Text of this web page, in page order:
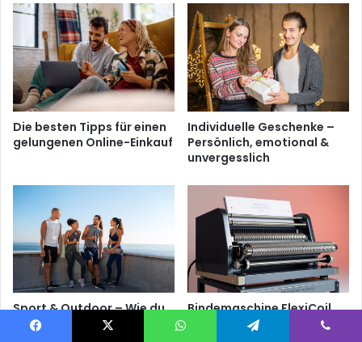
Die besten Tipps für einen
gelungenen Online-Einkauf
Individuelle Geschenke –
Persönlich, emotional &
unvergesslich
Sport & Outdoor – Wie du
die perfekte Ausrüstung
Bindemaschine FlexiCoil
44: Dein Helfer für